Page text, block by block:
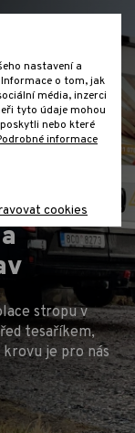
stropu v
tesaříkem,
je pro nás
nastavení a
o tom, jak
média, inzerci
tyto údaje mohou
nebo které
informace
cookies